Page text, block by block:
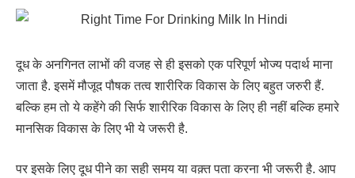
दूध के अनगिनत लाभों की वजह से ही इसको एक परिपूर्ण भोज्य पदार्थ माना
जाता है. इसमें मौजूद पौषक तत्व शारीरिक विकास के लिए बहुत जरुरी हैं.
बल्कि हम तो ये कहेंगे की सिर्फ शारीरिक विकास के लिए ही नहीं बल्कि हमारे
मानसिक विकास के लिए भी ये जरूरी है.
पर इसके लिए दूध पीने का सही समय या वक़्त पता करना भी जरूरी है. आप